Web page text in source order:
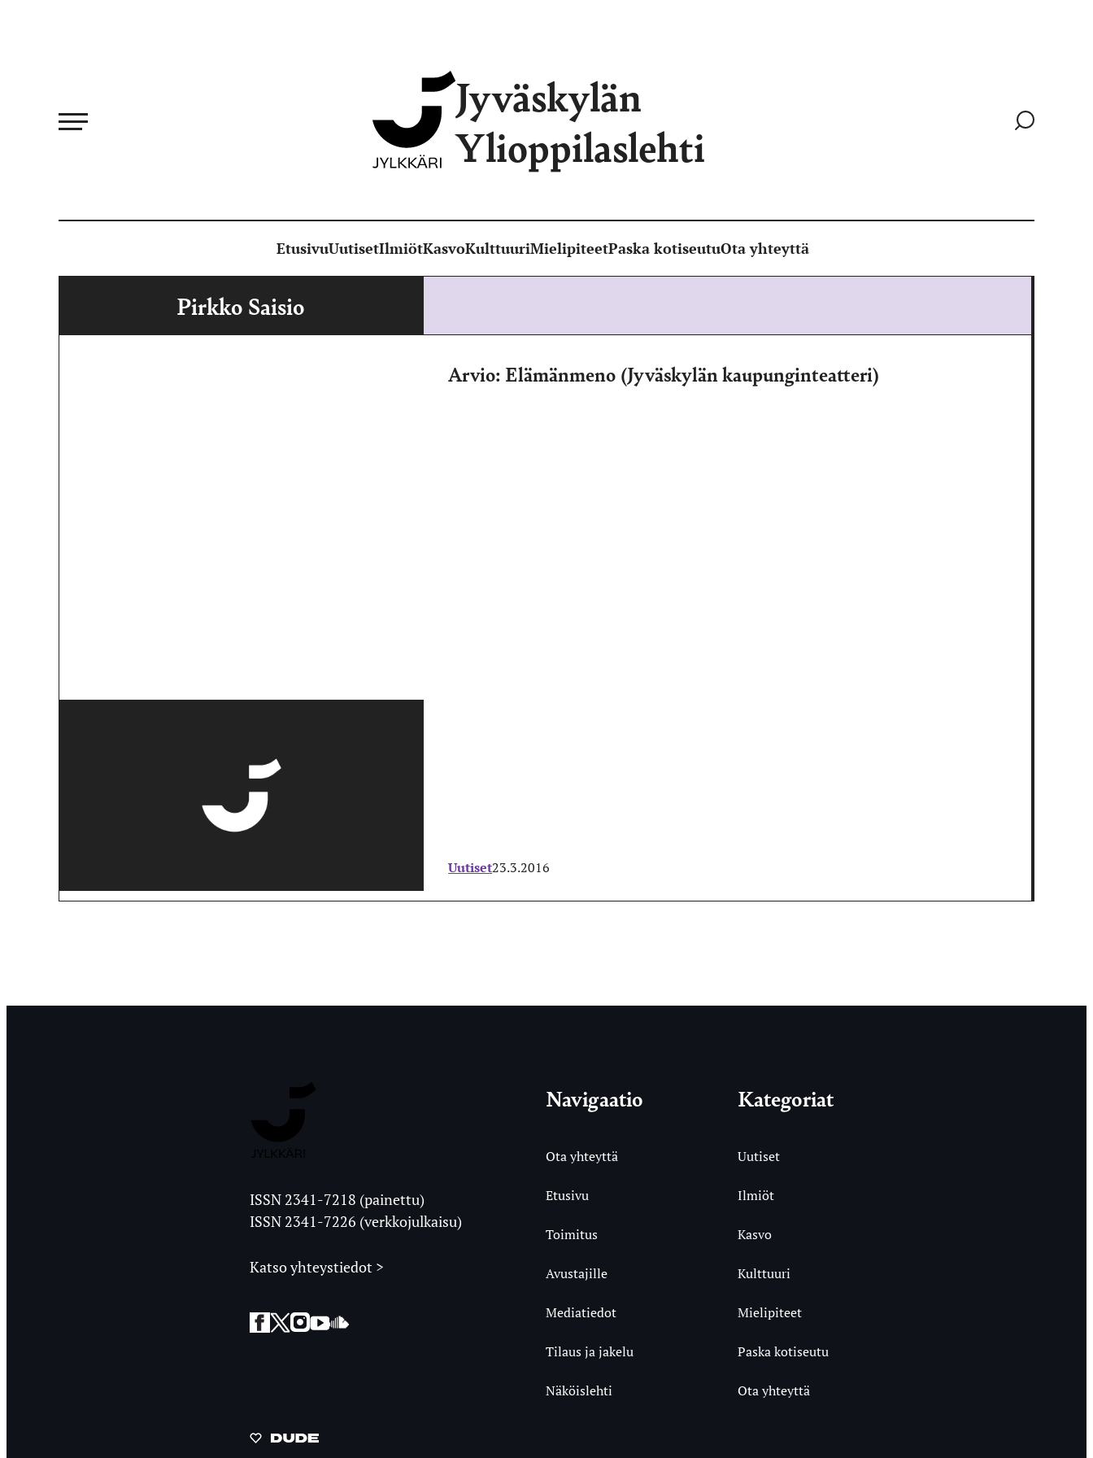
Jyväskylän
Ylioppilaslehti
Siirry
EtusivuUutisetIlmiötKasvoKulttuuriMielipiteetPaska kotiseutuOta yhteyttä
Pirkko Saisio
Arvio: Elämänmeno (Jyväskylän kaupunginteatteri)
Uutiset23.3.2016
Ylioppilaslehti
ISSN 2341-7218 (painettu)
ISSN 2341-7226 (verkkojulkaisu)
Katso yhteystiedot >
Facebook
Twitter
Instagram
YouTubeSoundCloud
Navigaatio
Ota yhteyttä
Etusivu
Toimitus
Avustajille
Mediatiedot
Tilaus ja jakelu
Näköislehti
Kategoriat
Uutiset
Ilmiöt
Kasvo
Kulttuuri
Mielipiteet
Paska kotiseutu
Ota yhteyttä